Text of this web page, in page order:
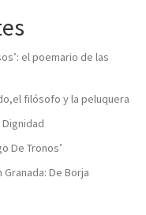
el poemario de las
filósofo y la peluquera
Dignidad
De Tronos’
De Borja